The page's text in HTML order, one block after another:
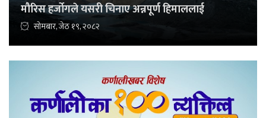
मौरिस हर्जोगले यसरी चिनाए अन्नपूर्ण हिमाललाई
सोमबार, जेठ १९, २०८२